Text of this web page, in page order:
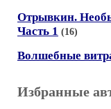
Отрывкин.
Часть 1 (16)
Волшебные
Избранные